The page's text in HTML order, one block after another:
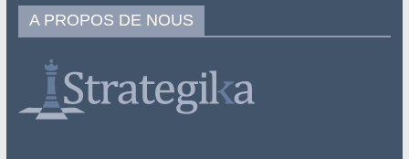
A PROPOS DE NOUS